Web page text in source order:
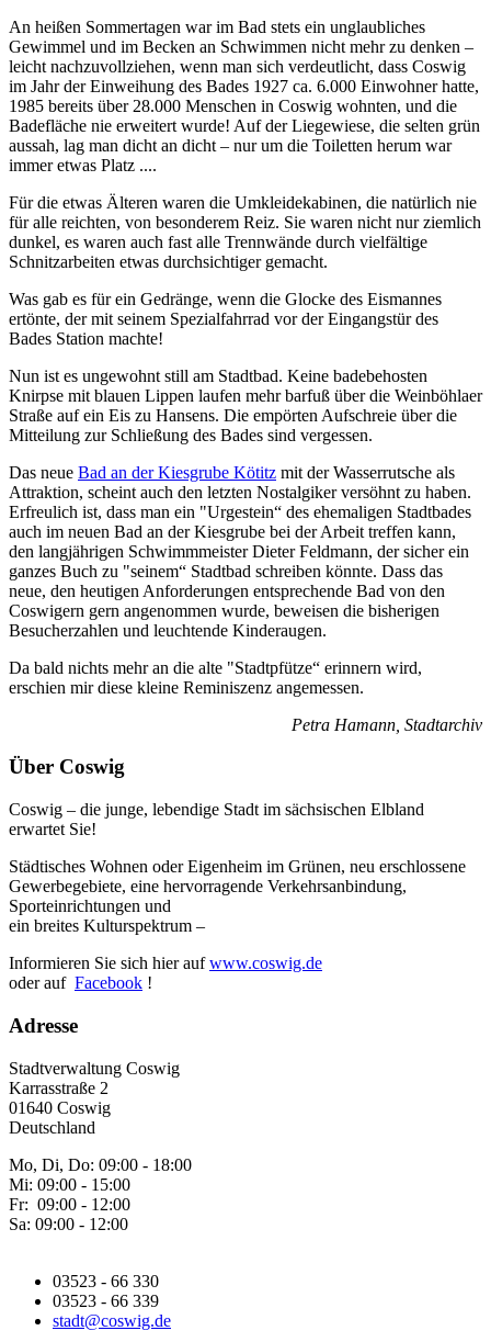
An heißen Sommertagen war im Bad stets ein unglaubliches
Gewimmel und im Becken an Schwimmen nicht mehr zu denken –
leicht nachzuvollziehen, wenn man sich verdeutlicht, dass Coswig
im Jahr der Einweihung des Bades 1927 ca. 6.000 Einwohner hatte,
1985 bereits über 28.000 Menschen in Coswig wohnten, und die
Badefläche nie erweitert wurde! Auf der Liegewiese, die selten grün
aussah, lag man dicht an dicht – nur um die Toiletten herum war
immer etwas Platz ....
Für die etwas Älteren waren die Umkleidekabinen, die natürlich nie
für alle reichten, von besonderem Reiz. Sie waren nicht nur ziemlich
dunkel, es waren auch fast alle Trennwände durch vielfältige
Schnitzarbeiten etwas durchsichtiger gemacht.
Was gab es für ein Gedränge, wenn die Glocke des Eismannes
ertönte, der mit seinem Spezialfahrrad vor der Eingangstür des
Bades Station machte!
Nun ist es ungewohnt still am Stadtbad. Keine badebehosten
Knirpse mit blauen Lippen laufen mehr barfuß über die Weinböhlaer
Straße auf ein Eis zu Hansens. Die empörten Aufschreie über die
Mitteilung zur Schließung des Bades sind vergessen.
Das neue Bad an der Kiesgrube Kötitz mit der Wasserrutsche als
Attraktion, scheint auch den letzten Nostalgiker versöhnt zu haben.
Erfreulich ist, dass man ein "Urgestein“ des ehemaligen Stadtbades
auch im neuen Bad an der Kiesgrube bei der Arbeit treffen kann,
den langjährigen Schwimmmeister Dieter Feldmann, der sicher ein
ganzes Buch zu "seinem“ Stadtbad schreiben könnte. Dass das
neue, den heutigen Anforderungen entsprechende Bad von den
Coswigern gern angenommen wurde, beweisen die bisherigen
Besucherzahlen und leuchtende Kinderaugen.
Da bald nichts mehr an die alte "Stadtpfütze“ erinnern wird,
erschien mir diese kleine Reminiszenz angemessen.
Petra Hamann, Stadtarchiv
Über Coswig
Coswig – die junge, lebendige Stadt im sächsischen Elbland
erwartet Sie!
Städtisches Wohnen oder Eigenheim im Grünen, neu erschlossene
Gewerbegebiete, eine hervorragende Verkehrsanbindung,
Sporteinrichtungen und
ein breites Kulturspektrum –
Informieren Sie sich hier aufwww.coswig.de
oder auf Facebook !
Adresse
Stadtverwaltung Coswig
Karrasstraße 2
01640 Coswig
Deutschland
Mo, Di, Do: 09:00 - 18:00
Mi: 09:00 - 15:00
Fr: 09:00 - 12:00
Sa: 09:00 - 12:00
03523 - 66 330
03523 - 66 339
stadt@coswig.de